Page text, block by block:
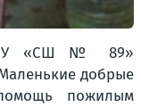
«СШ № 89»
добрые
пожилым